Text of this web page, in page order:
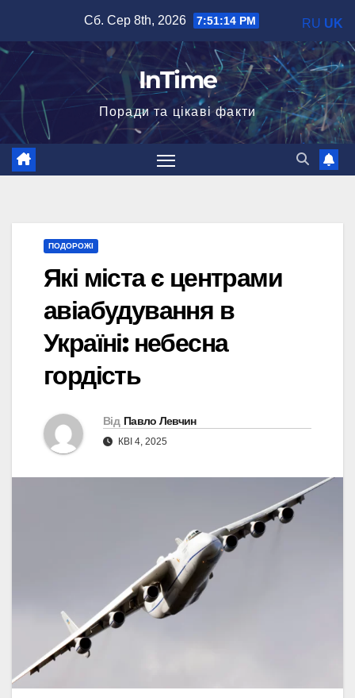
вмісту
Сб. Сер 8th, 2026 7:51:15 PM
InTime
Поради та цікаві факти
ПОДОРОЖІ
Які міста є центрами
авіабудування в
Україні: небесна
гордість
Від Павло Левчин
КВІ 4, 2025
RU UK